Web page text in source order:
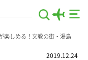
楽しめる！文教の街・湯島
2019.12.24